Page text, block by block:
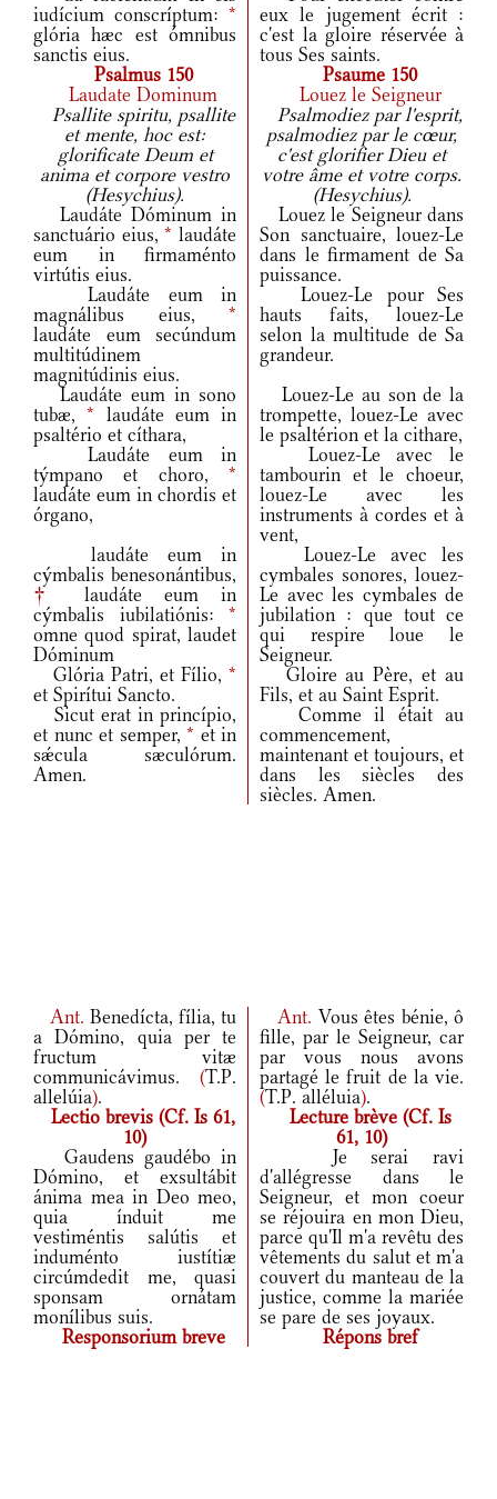
iudícium conscríptum: *
glória hæc est ómnibus
sanctis eius.
eux le jugement écrit :
c'est la gloire réservée à
tous Ses saints.
Psalmus 150
Psaume 150
Laudate Dominum
Louez le Seigneur
Psallite spiritu, psallite
et mente, hoc est:
glorificate Deum et
anima et corpore vestro
(Hesychius).
Psalmodiez par l'esprit,
psalmodiez par le cœur,
c'est glorifier Dieu et
votre âme et votre corps.
(Hesychius).
Laudáte Dóminum in
sanctuário eius,* laudáte
eum in firmaménto
virtútis eius.
Louez le Seigneur dans
Son sanctuaire, louez-Le
dans le firmament de Sa
puissance.
Laudáte eum in
magnálibus eius, *
laudáte eum secúndum
multitúdinem
magnitúdinis eius.
Louez-Le pour Ses
hauts faits, louez-Le
selon la multitude de Sa
grandeur.
Laudáte eum in sono
tubæ,* laudáte eum in
psaltério et cíthara,
Louez-Le au son de la
trompette, louez-Le avec
le psaltérion et la cithare,
Laudáte eum in
týmpano et choro, *
laudáte eum in chordis et
órgano,
Louez-Le avec le
tambourin et le choeur,
louez-Le avec les
instruments à cordes et à
vent,
laudáte eum in
cýmbalis benesonántibus,
†
laudáte eum in
cýmbalis iubilatiónis: *
omne quod spirat, laudet
Dóminum
Louez-Le avec les
cymbales sonores, louez-
Le avec les cymbales de
jubilation : que tout ce
qui respire loue le
Seigneur.
Glória Patri, et Fílio, *
et Spirítui Sancto.
Gloire au Père, et au
Fils, et au Saint Esprit.
Sicut erat in princípio,
et nunc et semper, * et in
sǽcula sæculórum.
Amen.
Comme il était au
commencement,
maintenant et toujours, et
dans les siècles des
siècles. Amen.
Ant. Benedícta, fília, tu
a Dómino, quia per te
fructum vitæ
communicávimus. (T.P.
allelúia).
Ant. Vous êtes bénie, ô
fille, par le Seigneur, car
par vous nous avons
partagé le fruit de la vie.
(T.P. alléluia).
Lectio brevis (Cf. Is 61,
10)
Lecture brève (Cf. Is
61, 10)
Gaudens gaudébo in
Dómino, et exsultábit
ánima mea in Deo meo,
quia índuit me
vestiméntis salútis et
induménto iustítiæ
circúmdedit me, quasi
sponsam ornátam
monílibus suis.
Je serai ravi
d'allégresse dans le
Seigneur, et mon coeur
se réjouira en mon Dieu,
parce qu'Il m'a revêtu des
vêtements du salut et m'a
couvert du manteau de la
justice, comme la mariée
se pare de ses joyaux.
Responsorium breve
Répons bref